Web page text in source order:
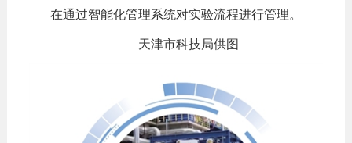
在通过智能化管理系统对实验流程进行管理。
天津市科技局供图